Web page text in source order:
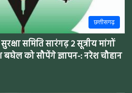
छत्तीसगढ़
समिति सारंगढ़ 2 सूत्रीय मांगों
को सौपेंगे ज्ञापन-: नरेश चौहान